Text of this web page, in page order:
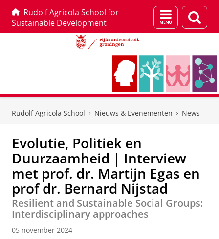
Rudolf Agricola School for
Sustainable Development
Menu
en
Rudolf Agricola School Nieuws & Evenementen News
Evolutie, Politiek en
Duurzaamheid | Interview
met prof. dr. Martijn Egas en
prof dr. Bernard Nijstad
Resilient and Sustainable Social Groups:
Interdisciplinary approaches
05 november 2024